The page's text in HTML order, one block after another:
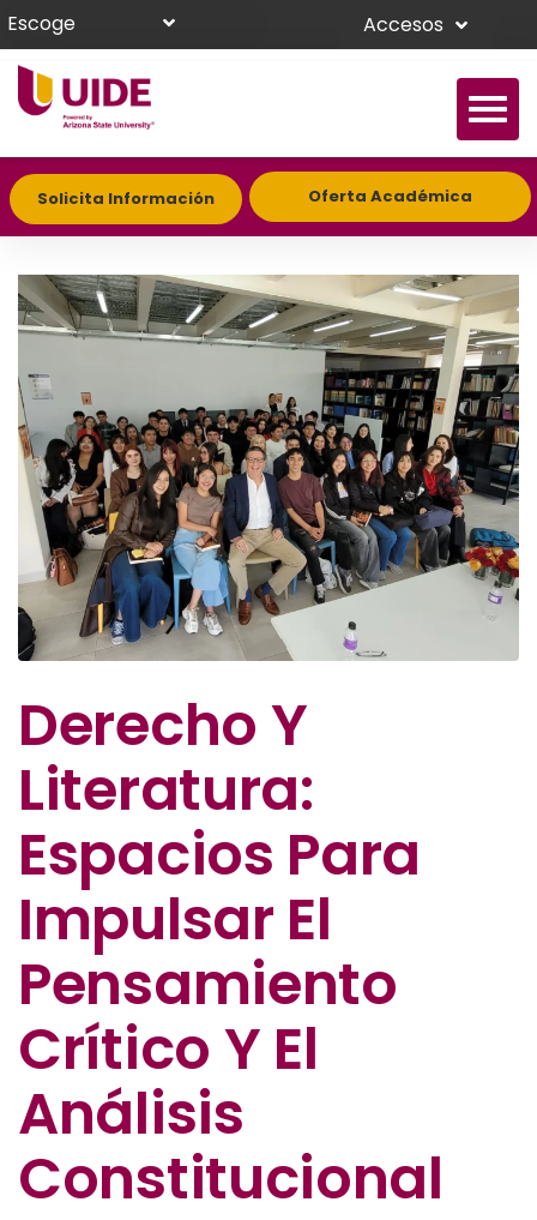
Escoge Accesos
Solicita Información Oferta Académica
Derecho Y
Literatura:
Espacios Para
Impulsar El
Pensamiento
Crítico Y El
Análisis
Constitucional